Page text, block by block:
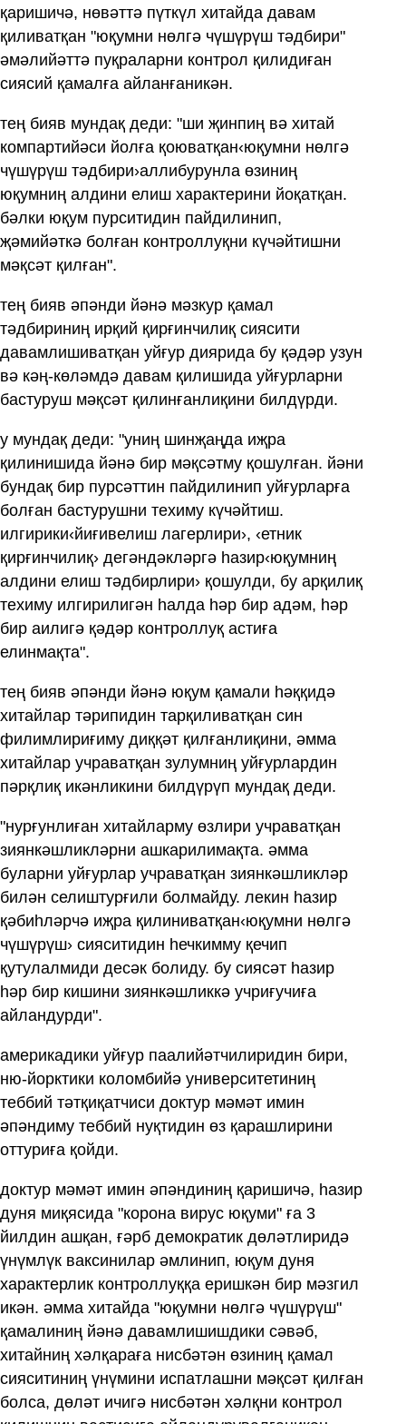
қаришичә, нөвәттә пүткүл хитайда давам
қиливатқан "юқумни нөлгә чүшүрүш тәдбири"
әмәлийәттә пуқраларни контрол қилидиған
сиясий қамалға айланғаникән.
тең бияв мундақ деди: "ши җинпиң вә хитай
компартийәси йолға қоюватқан‹юқумни нөлгә
чүшүрүш тәдбири›аллибурунла өзиниң
юқумниң алдини елиш характерини йоқатқан.
бәлки юқум пурситидин пайдилинип,
җәмийәткә болған контроллуқни күчәйтишни
мәқсәт қилған".
тең бияв әпәнди йәнә мәзкур қамал
тәдбириниң ирқий қирғинчилиқ сиясити
давамлишиватқан уйғур диярида бу қәдәр узун
вә кәң-көләмдә давам қилишида уйғурларни
бастуруш мәқсәт қилинғанлиқини билдүрди.
у мундақ деди: "униң шинҗаңда иҗра
қилинишида йәнә бир мәқсәтму қошулған. йәни
бундақ бир пурсәттин пайдилинип уйғурларға
болған бастурушни техиму күчәйтиш.
илгирики‹йиғивелиш лагерлири›, ‹етник
қирғинчилиқ› дегәндәкләргә һазир‹юқумниң
алдини елиш тәдбирлири› қошулди, бу арқилиқ
техиму илгирилигән һалда һәр бир адәм, һәр
бир аилигә қәдәр контроллуқ астиға
елинмақта".
тең бияв әпәнди йәнә юқум қамали һәққидә
хитайлар тәрипидин тарқиливатқан син
филимлириғиму диққәт қилғанлиқини, әмма
хитайлар учраватқан зулумниң уйғурлардин
пәрқлиқ икәнликини билдүрүп мундақ деди.
"нурғунлиған хитайларму өзлири учраватқан
зиянкәшликләрни ашкарилимақта. әмма
буларни уйғурлар учраватқан зиянкәшликләр
билән селиштурғили болмайду. лекин һазир
қәбиһләрчә иҗра қилиниватқан‹юқумни нөлгә
чүшүрүш› сияситидин һечкимму қечип
қутулалмиди десәк болиду. бу сиясәт һазир
һәр бир кишини зиянкәшликкә учриғучиға
айландурди".
америкадики уйғур паалийәтчилиридин бири,
ню-йорктики коломбийә университетиниң
теббий тәтқиқатчиси доктур мәмәт имин
әпәндиму теббий нуқтидин өз қарашлирини
оттуриға қойди.
доктур мәмәт имин әпәндиниң қаришичә, һазир
дуня миқясида "корона вирус юқуми" ға 3
йилдин ашқан, ғәрб демократик дөләтлиридә
үнүмлүк ваксинилар әмлинип, юқум дуня
характерлик контроллуққа еришкән бир мәзгил
икән. әмма хитайда "юқумни нөлгә чүшүрүш"
қамалиниң йәнә давамлишишдики сәвәб,
хитайниң хәлқараға нисбәтән өзиниң қамал
сияситиниң үнүмини испатлашни мәқсәт қилған
болса, дөләт ичигә нисбәтән хәлқни контрол